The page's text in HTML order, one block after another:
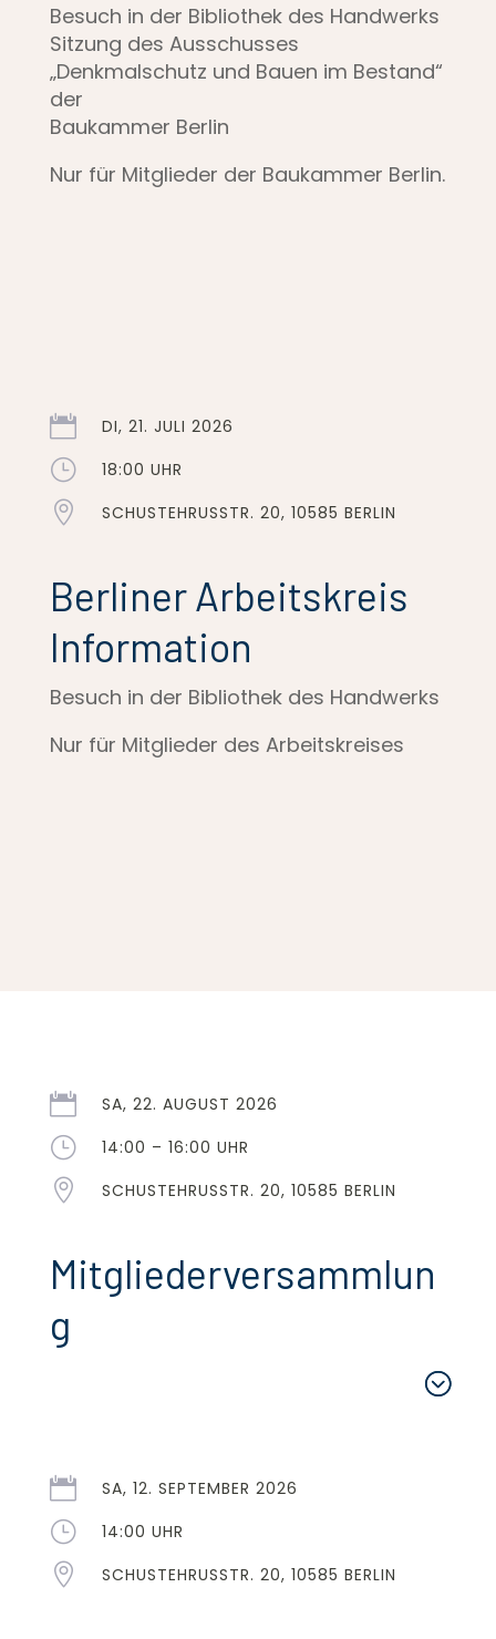
Besuch in der Bibliothek des Handwerks
Sitzung des Ausschusses
„Denkmalschutz und Bauen im Bestand“
der
Baukammer Berlin
Nur für Mitglieder der Baukammer Berlin.
 DI, 21. JULI 2026
} 18:00 UHR
 SCHUSTEHRUSSTR. 20, 10585 BERLIN
Berliner Arbeitskreis
Information
Besuch in der Bibliothek des Handwerks
Nur für Mitglieder des Arbeitskreises
 SA, 22. AUGUST 2026
} 14:00 – 16:00 UHR
 SCHUSTEHRUSSTR. 20, 10585 BERLIN
Mitgliederversammlun
g
 SA, 12. SEPTEMBER 2026
} 14:00 UHR
 SCHUSTEHRUSSTR. 20, 10585 BERLIN